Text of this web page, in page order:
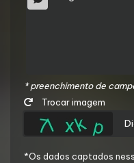
* preenchimento de
Trocar imagem
*Os dados captados